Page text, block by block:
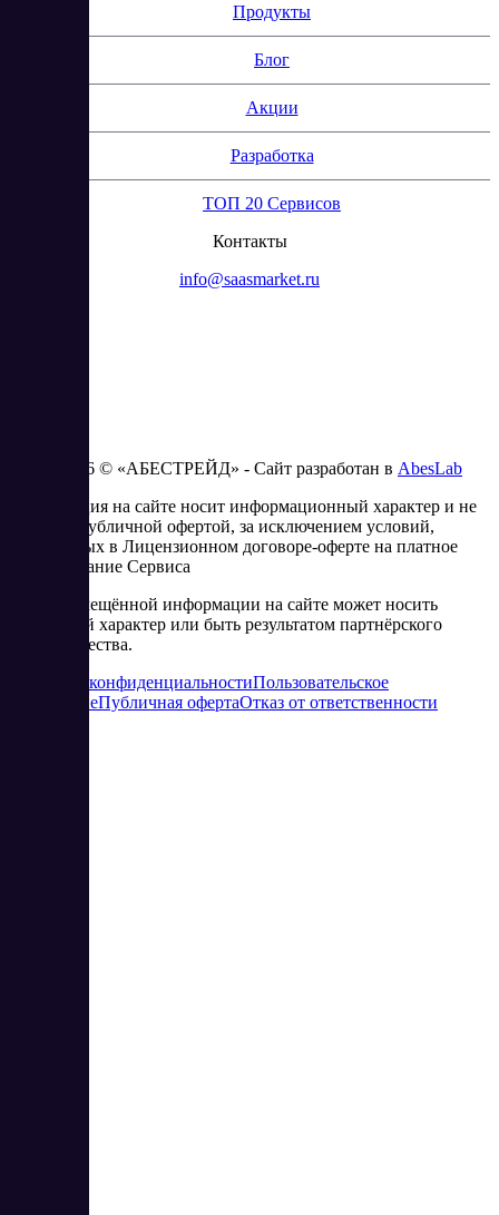
Продукты
Блог
Акции
Разработка
ТОП 20 Сервисов
Контакты
info@saasmarket.ru
2023 - 2026 © «АБЕСТРЕЙД» - Сайт разработан в AbesLab
Информация на сайте носит информационный характер и не
является публичной офертой, за исключением условий,
изложенных в Лицензионном договоре-оферте на платное
использование Сервиса
Часть размещённой информации на сайте может носить
рекламный характер или быть результатом партнёрского
сотрудничества.
Политика конфиденциальностиПользовательское
соглашениеПубличная офертаОтказ от ответственности